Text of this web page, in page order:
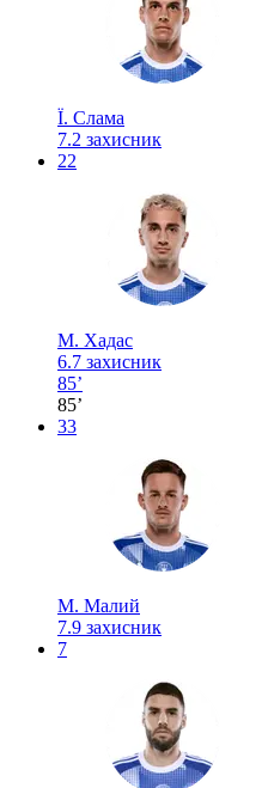
Ї. Слама
7.2 захисник
22
М. Хадас
6.7 захисник
85’
85’
33
М. Малий
7.9 захисник
7